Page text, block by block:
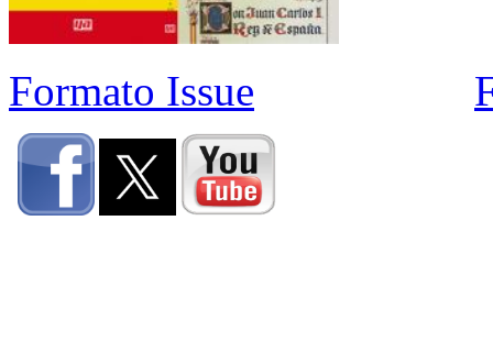
Formato Issue